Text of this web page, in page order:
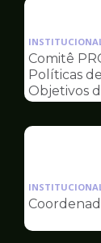
Comitê
Políticas
Objetivos